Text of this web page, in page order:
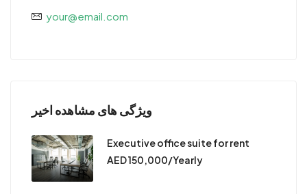
your@email.com
ویژگی های مشاهده اخیر
Executive office suite for rent
AED 150,000/Yearly